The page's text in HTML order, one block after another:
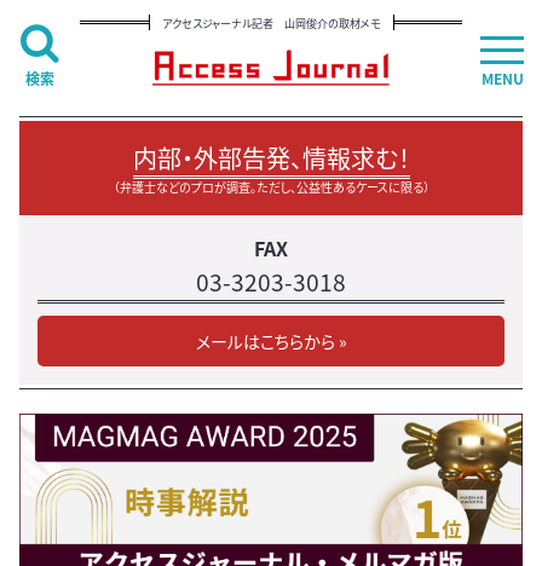
アクセスジャーナル記者 山岡俊介の取材メモ
内部・外部告発、情報求む！
（弁護士などのプロが調査。ただし、公益性あるケースに限る）
FAX
03-3203-3018
メールはこちらから »
MENU
検索